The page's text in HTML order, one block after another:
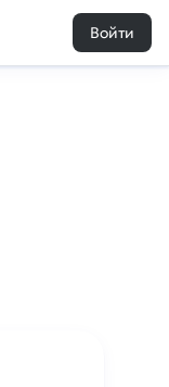
Войти
1 0